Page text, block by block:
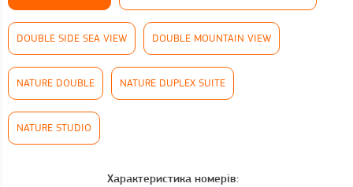
DOUBLE SIDE SEA VIEW DOUBLE MOUNTAIN VIEW
NATURE DOUBLE NATURE DUPLEX SUITE
NATURE STUDIO
Характеристика номерів: